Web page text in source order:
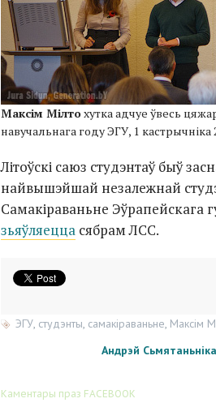
Максім Мілтохутка адчуе ўвесь
навучальнага году ЭГУ, 1 кастрычніка
Літоўскі саюз студэнтаў быў
найвышэйшай незалежнай
Самакіраваньне Эўрапейскага
зьяўляецца сябрам ЛСС.
ЭГУ студэнты самакіраваньне Максім
Андрэй
Каментары праз FACEBOOK